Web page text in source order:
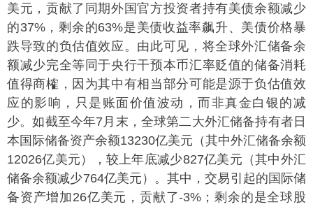
美元，贡献了同期外国官方投资者持有美债余额减少
的37%，剩余的63%是美债收益率飙升、美债价格暴
跌导致的负估值效应。由此可见，将全球外汇储备余
额减少完全等同于央行干预本币汇率贬值的储备消耗
值得商榷，因为其中有相当部分可能是源于负估值效
应的影响，只是账面价值波动，而非真金白银的减
少。如截至今年7月末，全球第二大外汇储备持有者日
本国际储备资产余额13230亿美元（其中外汇储备余额
12026亿美元），较上年底减少827亿美元（其中外汇
储备余额减少764亿美元）。其中，交易引起的国际储
备资产增加26亿美元，贡献了-3%；剩余的是全球股